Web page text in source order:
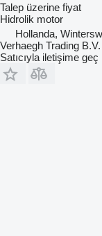
Talep üzerine fiyat
Hidrolik motor
Hollanda,
Verhaegh Trading B.V.
Satıcıyla iletişime geç